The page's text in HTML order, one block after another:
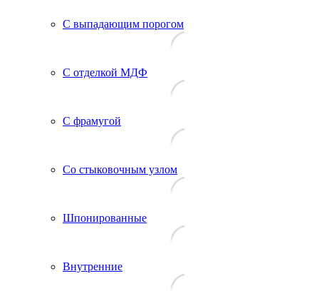
С выпадающим порогом
С отделкой МДФ
С фрамугой
Со стыковочным узлом
Шпонированные
Внутренние